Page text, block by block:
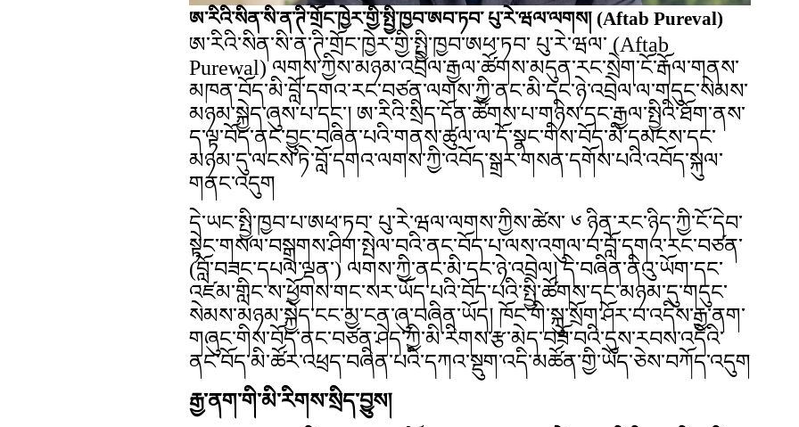
ཨ་རིའི་སིན་སི་ན་ཊི་གྲོང་ཁྱེར་གྱི་སྤྱི་ཁྱབ་ཨབ་ཏབ་ པུ་རེ་ཝལ་ལགས། (Aftab Pureval)
ཨ་རིའི་སིན་སི་ན་ཊི་གྲོང་ཁྱེར་གྱི་སྤྱི་ཁྱབ་ཨཕ་ཏབ་ པུ་རེ་ཝལ་ (Aftab
Purewal) ལགས་ཀྱིས་མཉམ་འབྲེལ་རྒྱལ་ཚོགས་མདུན་རང་སྲེག་ངོ་རྒོལ་གནས་
མཁན་བོད་མི་བློ་དགའ་རང་བཙན་ལགས་ཀྱི་ནང་མི་དང་ཉེ་འབྲེལ་ལ་གདུང་སེམས་
མཉམ་སྐྱེད་ཞུས་པ་དང་། ཨ་རིའི་སྲིད་དོན་ཚོགས་པ་གཉིས་དང་རྒྱལ་སྤྱིའི་ཐོག་ནས་
ད་ལྟ་བོད་ནང་བྱུང་བཞིན་པའི་གནས་ཚུལ་ལ་དོ་སྣང་གིས་བོད་མི་དམངས་དང་
མཉམ་དུ་ལངས་ཏེ་བློ་དགའ་ལགས་ཀྱི་འབོད་སྒྲར་གསན་དགོས་པའི་འབོད་སྐུལ་
གནང་འདུག
དེ་ཡང་སྤྱི་ཁྱབ་པ་ཨཕ་ཏབ་ པུ་རེ་ཝལ་ལགས་ཀྱིས་ཚེས་ ༦ ཉིན་རང་ཉིད་ཀྱི་ངོ་དེབ་
སྟེང་གསལ་བསྒྲགས་ཤིག་སྤེལ་བའི་ནང་བོད་པ་ལས་འགུལ་བ་བློ་དགའ་རང་བཙན་
(བློ་བཟང་དཔལ་ལྡན་) ལགས་ཀྱི་ནང་མི་དང་ཉེ་འབྲེལ། དེ་བཞིན་ནིའུ་ཡོག་དང་
འཛམ་གླིང་ས་ཕྱོགས་གང་སར་ཡོད་པའི་བོད་པའི་སྤྱི་ཚོགས་དང་མཉམ་དུ་གདུང་
སེམས་མཉམ་སྐྱེད་ངང་མྱ་ངན་ཞུ་བཞིན་ཡོད། ཁོང་གི་སྐུ་སྲོག་ཤོར་བ་འདིས་རྒྱ་ནག་
གཞུང་གིས་བོད་ནང་བཙན་ཤེད་ཀྱི་མི་རིགས་རྩ་མེད་བཟོ་བའི་དུས་རབས་འདིའི་
ནང་བོད་མི་ཚོར་འཕྲད་བཞིན་པའི་དཀའ་སྡུག་འདི་མཚོན་གྱི་ཡོད་ཅེས་བཀོད་འདུག
རྒྱ་ནག་གི་མི་རིགས་སྲིད་བྱུས།